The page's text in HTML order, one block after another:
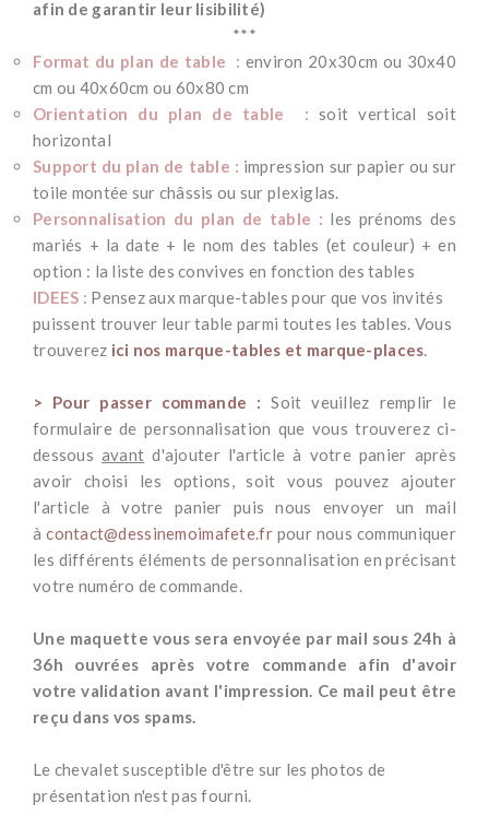
afin de garantir leur lisibilité)
***
Format du plan de table : environ 20x30cm ou 30x40
cm ou 40x60cm ou 60x80 cm
Orientation du plan de table : soit vertical soit
horizontal
Support du plan de table : impression sur papier ou sur
toile montée sur châssis ou sur plexiglas.
Personnalisation du plan de table : les prénoms des
mariés + la date + le nom des tables (et couleur) + en
option : la liste des convives en fonction des tables
IDEES : Pensez aux marque-tables pour que vos invités
puissent trouver leur table parmi toutes les tables. Vous
trouverez ici nos marque-tables et marque-places.
> Pour passer commande : Soit veuillez remplir le
formulaire de personnalisation que vous trouverez ci-
dessous avant d'ajouter l'article à votre panier après
avoir choisi les options, soit vous pouvez ajouter
l'article à votre panier puis nous envoyer un mail
àcontact@dessinemoimafete.fr pour nous communiquer
les différents éléments de personnalisation en précisant
votre numéro de commande.
Une maquette vous sera envoyée par mail sous 24h à
36h ouvrées après votre commande afin d'avoir
votre validation avant l'impression. Ce mail peut être
reçu dans vos spams.
Le chevalet susceptible d'être sur les photos de
présentation n'est pas fourni.